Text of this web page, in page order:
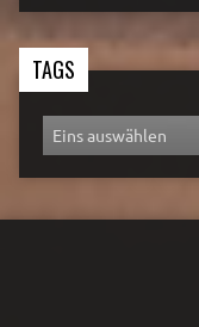
TAGS